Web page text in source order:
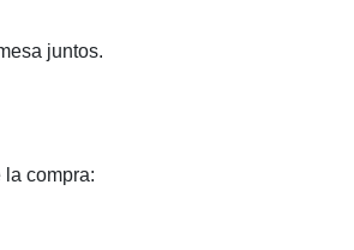
juntos.
compra: